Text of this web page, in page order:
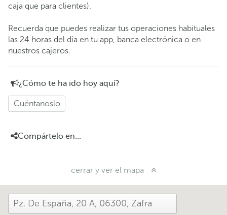
caja que para clientes).
Recuerda que puedes realizar tus operaciones habituales
las 24 horas del día en tu app, banca electrónica o en
nuestros cajeros.
¿Cómo te ha ido hoy aquí?
Cuéntanoslo
Compártelo en...
cerrar y ver el mapa